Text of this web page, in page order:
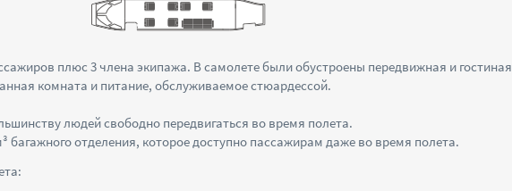
плюс 3 члена экипажа. В самолете были обустроены передвижная и
комната и питание, обслуживаемое стюардессой.
людей свободно передвигаться во время полета.
багажного отделения, которое доступно пассажирам даже во время полета.